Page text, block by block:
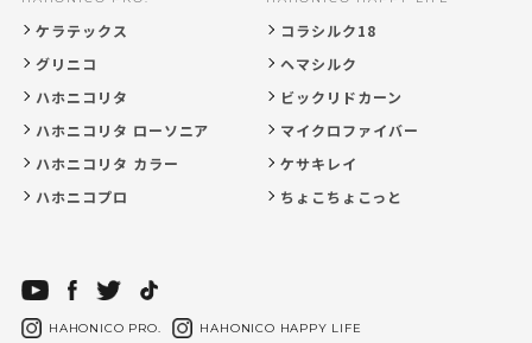
ケラテックス
グリニコ
ハホニコリタ
ハホニコリタ ローソニア
ハホニコリタ カラー
ハホニコプロ
コラシルク18
ヘマシルク
ビックリドカーン
マイクロファイバー
ケサキレイ
ちょこちょこっと
HAHONICO PRO. HAHONICO HAPPY LIFE